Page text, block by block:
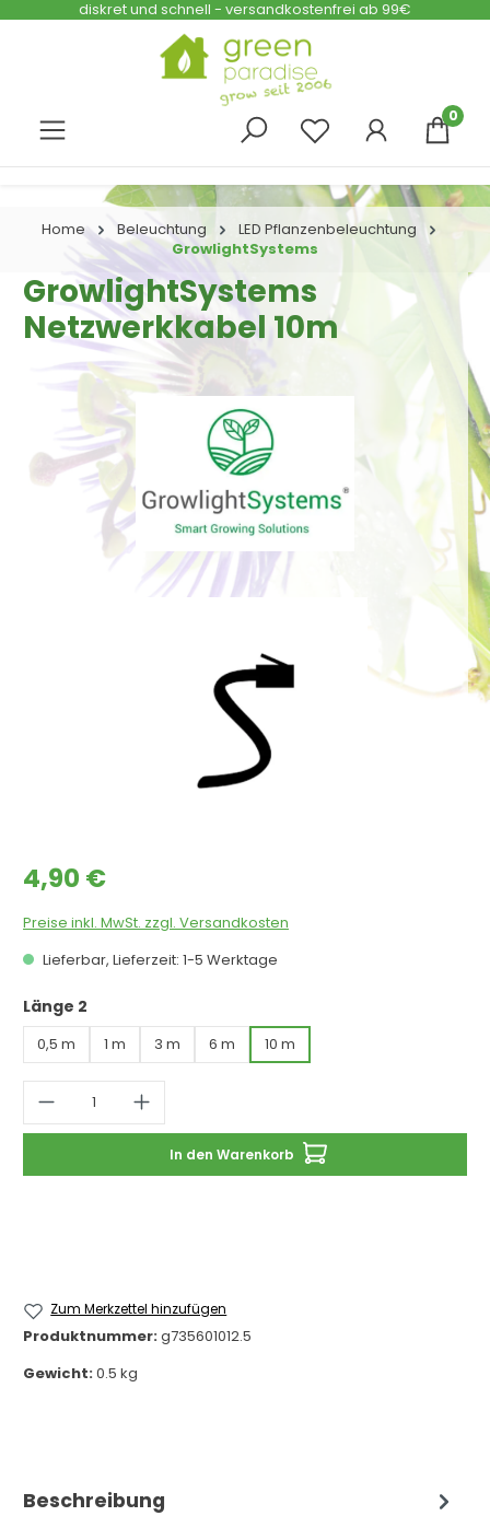
Zum Hauptinhalt springen
diskret und schnell - versandkostenfrei ab 99€
0
Home Beleuchtung
LED Pflanzenbeleuchtung
GrowlightSystems
GrowlightSystems
Netzwerkkabel 10m
Regulärer Preis:
4,90 €
Preise inkl. MwSt. zzgl. Versandkosten
Lieferbar, Lieferzeit: 1-5 Werktage
Länge 2
0,5 m 1 m 3 m 6 m 10 m
Produkt Anzahl: Gib den
In den Warenkorb
Zum Merkzettel hinzufügen
Produktnummer:g735601012.5
Gewicht:0.5 kg
Beschreibung